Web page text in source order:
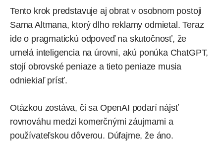
Tento krok predstavuje aj obrat v osobnom postoji
Sama Altmana, ktorý dlho reklamy odmietal. Teraz
ide o pragmatickú odpoveď na skutočnosť, že
umelá inteligencia na úrovni, akú ponúka ChatGPT,
stojí obrovské peniaze a tieto peniaze musia
odniekiaľ prísť.
Otázkou zostáva, či sa OpenAI podarí nájsť
rovnováhu medzi komerčnými záujmami a
používateľskou dôverou. Dúfajme, že áno.